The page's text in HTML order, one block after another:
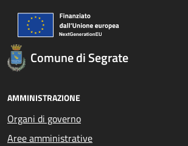
Comune di Segrate
AMMINISTRAZIONE
Organi di governo
Aree amministrative